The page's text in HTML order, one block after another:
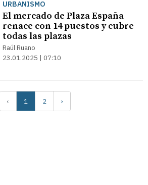
URBANISMO
El mercado de Plaza España
renace con 14 puestos y cubre
todas las plazas
Raúl Ruano
23.01.2025 | 07:10
‹ 1 2 ›